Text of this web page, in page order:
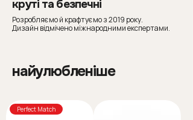
круті та безпечні
Розробляємо й крафтуємо з 2019 року.
Дизайн відмічено міжнародними експертами.
найулюбленіше
Perfect Match